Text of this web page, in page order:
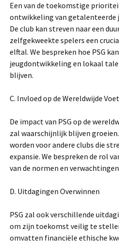
Een van de toekomstige
ontwikkeling van getalenteerde
De club kan streven naar een
zelfgekweekte spelers een
elftal. We bespreken hoe PSG
jeugdontwikkeling en lokaal
blijven.
C. Invloed op de Wereldwijde
De impact van PSG op de
zal waarschijnlijk blijven
worden voor andere clubs die
expansie. We bespreken de rol
van de normen en
D. Uitdagingen Overwinnen
PSG zal ook verschillende
om zijn toekomst veilig te
omvatten financiële ethische